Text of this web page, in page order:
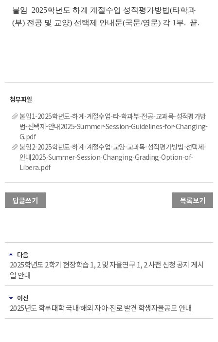
붙임 2025학년도 하계 계절수업 성적평가방법(타학과
(부) 전공 및 교양) 선택제 안내문(국문/영문) 각 1부. 끝.
붙임1-2025학년도-하계-계절수업-타-학과부-전공-교과목-성적평가방
법-선택제-안내2025-Summer-Session-Guidelines-for-Changing-
G.pdf
붙임2-2025학년도-하계-계절수업-교양-교과목-성적평가방법-선택제-
안내2025-Summer-Session-Changing-Grading-Option-of-
Libera.pdf
답글쓰기 목록보기
다음
2025학년도 2학기 현장학습 1, 2 및 자율연구 1, 2 사전 신청 공지 게시
일 안내
이전
2025년도 학부대학 국내·해외 자아-진로 발견 학생자율공모 안내